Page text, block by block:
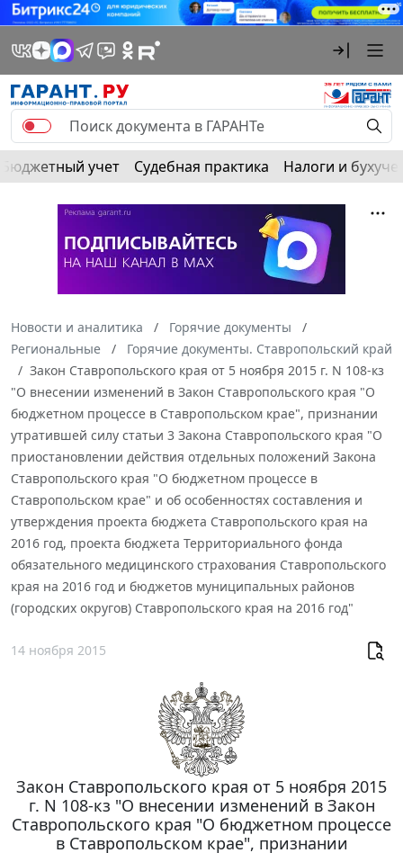
Бюджетный учет Судебная практика Налоги и
Новости и аналитика
Горячие документы
Региональные
Горячие документы. Ставропольский край
Закон Ставропольского края от 5 ноября 2015 г. N 108-кз
"О внесении изменений в Закон Ставропольского края "О
бюджетном процессе в Ставропольском крае", признании
утратившей силу статьи 3 Закона Ставропольского края "О
приостановлении действия отдельных положений Закона
Ставропольского края "О бюджетном процессе в
Ставропольском крае" и об особенностях составления и
утверждения проекта бюджета Ставропольского края на
2016 год, проекта бюджета Территориального фонда
обязательного медицинского страхования Ставропольского
края на 2016 год и бюджетов муниципальных районов
(городских округов) Ставропольского края на 2016 год"
14 ноября 2015
Закон Ставропольского края от 5 ноября 2015
г. N 108-кз "О внесении изменений в Закон
Ставропольского края "О бюджетном процессе
в Ставропольском крае", признании